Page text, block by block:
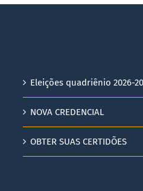
Eleições quadriênio 2026-
NOVA CREDENCIAL
OBTER SUAS CERTIDÕES